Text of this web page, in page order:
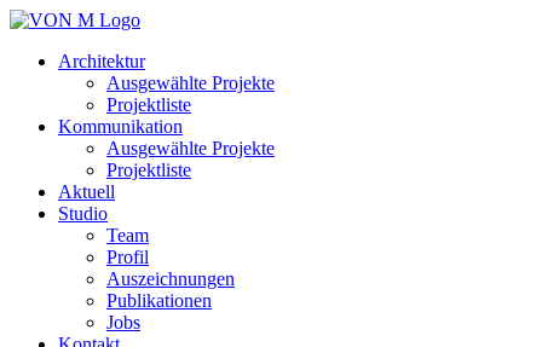
Architektur
Ausgewählte Projekte
Projektliste
Kommunikation
Ausgewählte Projekte
Projektliste
Aktuell
Studio
Team
Profil
Auszeichnungen
Publikationen
Jobs